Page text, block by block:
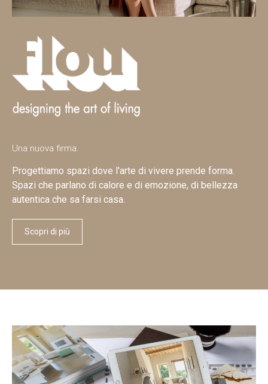
Una nuova firma.
Progettiamo spazi dove l'arte di vivere prende forma.
Spazi che parlano di calore e di emozione, di bellezza
autentica che sa farsi casa.
Scopri di più